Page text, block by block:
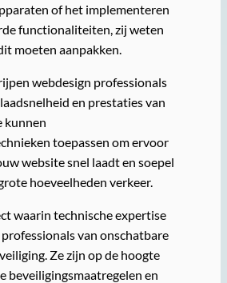
of het implementeren
functionaliteiten, zij weten
moeten aanpakken.
webdesign professionals
en prestaties van
kunnen
toepassen om ervoor
website snel laadt en soepel
hoeveelheden verkeer.
waarin technische expertise
van onschatbare
Ze zijn op de hoogte
beveiligingsmaatregelen en